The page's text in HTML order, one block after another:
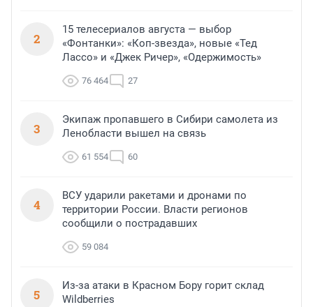
2
15 телесериалов августа — выбор
«Фонтанки»: «Коп-звезда», новые «Тед
Лассо» и «Джек Ричер», «Одержимость»
76 464 27
3
Экипаж пропавшего в Сибири самолета из
Ленобласти вышел на связь
61 554 60
4
ВСУ ударили ракетами и дронами по
территории России. Власти регионов
сообщили о пострадавших
59 084
5
Из-за атаки в Красном Бору горит склад
Wildberries